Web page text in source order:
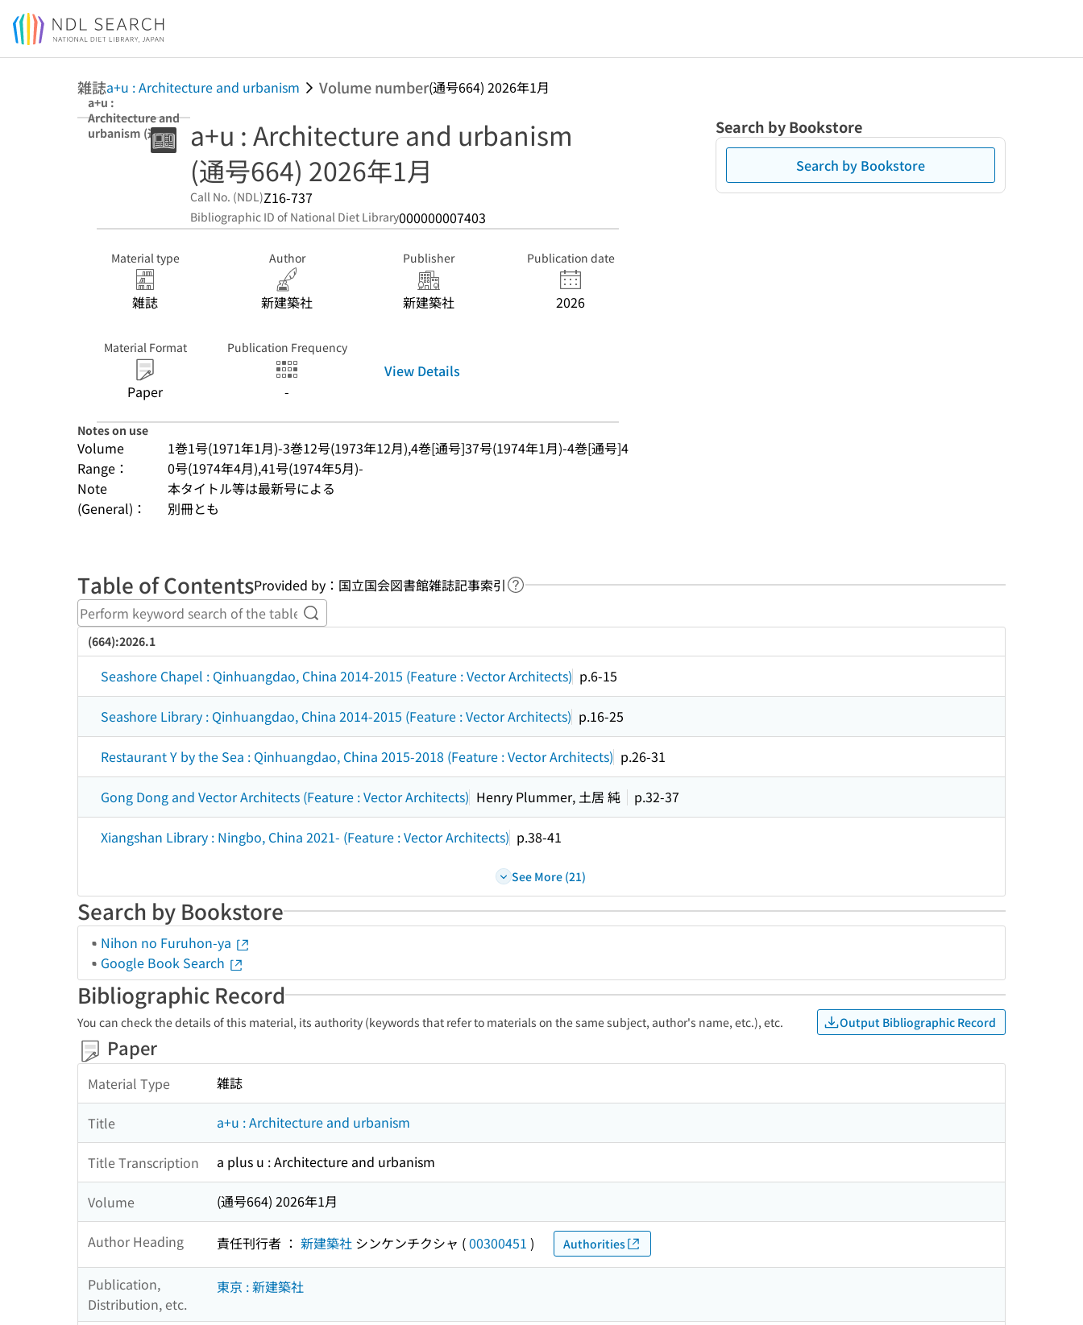
Jump to main content
雑誌a+u : Architecture and urbanism Volume number(通号664) 2026年1月
a+u :
Architecture and
urbanism (通号
664) 2026年1月
a+u : Architecture and urbanism
(通号664) 2026年1月
Call No. (NDL)Z16-737
Bibliographic ID of National Diet Library000000007403
Material type
雑誌
Author
新建築社
Publisher
新建築社
Publication date
2026
Material Format
Paper
Publication Frequency
-
View Details
Notes on use
Volume
Range：
1巻1号(1971年1月)-3巻12号(1973年12月),4巻[通号]37号(1974年1月)-4巻[通号]4
0号(1974年4月),41号(1974年5月)-
Note
(General)：
本タイトル等は最新号による
別冊とも
Search by Bookstore
Search by Bookstore
Table of ContentsProvided by：国立国会図書館雑誌記事索引 Link to Help Page
Perform keyword search of the table of contents
(664):2026.1
Seashore Chapel : Qinhuangdao, China 2014-2015 (Feature : Vector Architects) p.6-15
Seashore Library : Qinhuangdao, China 2014-2015 (Feature : Vector Architects) p.16-25
Restaurant Y by the Sea : Qinhuangdao, China 2015-2018 (Feature : Vector Architects) p.26-31
Gong Dong and Vector Architects (Feature : Vector Architects) Henry Plummer, 土居 純 p.32-37
Xiangshan Library : Ningbo, China 2021- (Feature : Vector Architects) p.38-41
See More (21)
Search by Bookstore
Nihon no Furuhon-ya
Google Book Search
Bibliographic Record
You can check the details of this material, its authority (keywords that refer to materials on the same subject, author's name, etc.), etc. Output Bibliographic Record
Paper
Material Type 雑誌
Title a+u : Architecture and urbanism
Title Transcription a plus u : Architecture and urbanism
Volume (通号664) 2026年1月
Author Heading 責任刊行者 ： 新建築社 シンケンチクシャ (00300451 ) Authorities
Publication,
Distribution, etc.
東京 : 新建築社